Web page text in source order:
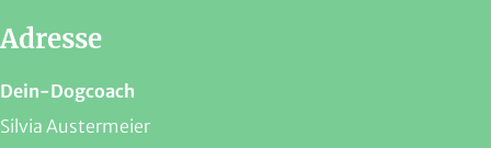
Adresse
Dein-Dogcoach
Silvia Austermeier